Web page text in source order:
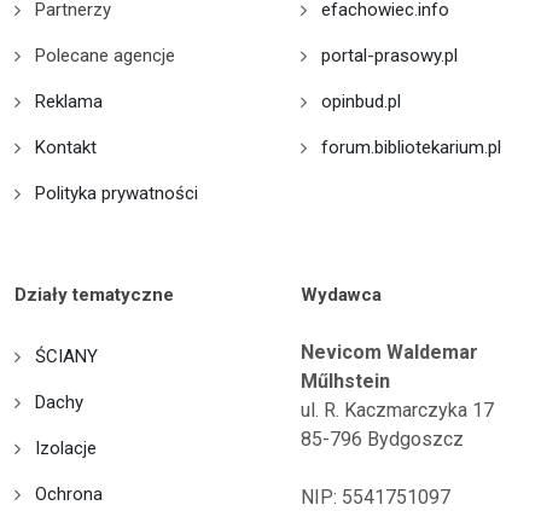
Partnerzy
Polecane agencje
Reklama
Kontakt
Polityka prywatności
efachowiec.info
portal-prasowy.pl
opinbud.pl
forum.bibliotekarium.pl
Działy tematyczne
ŚCIANY
Dachy
Izolacje
Ochrona
Wydawca
Nevicom Waldemar
Műlhstein
ul. R. Kaczmarczyka 17
85-796 Bydgoszcz
NIP: 5541751097